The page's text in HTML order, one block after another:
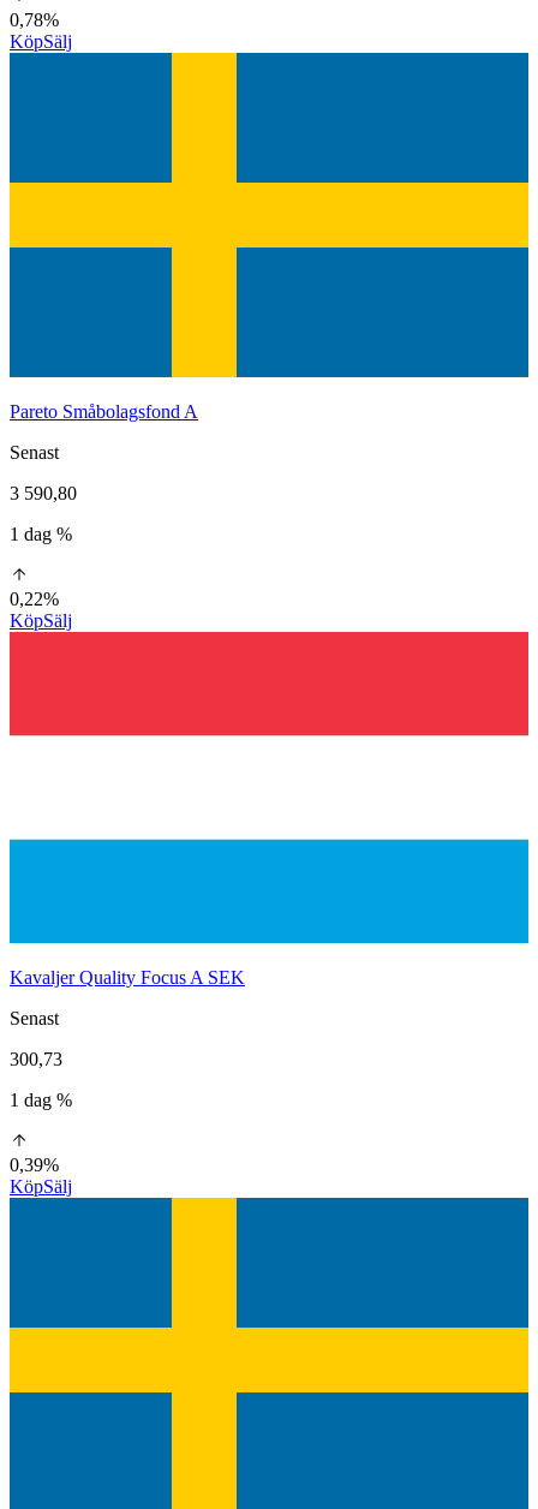
0,78%
KöpSälj
Pareto Småbolagsfond A
Senast
3 590,80
1 dag %
0,22%
KöpSälj
Kavaljer Quality Focus A SEK
Senast
300,73
1 dag %
0,39%
KöpSälj